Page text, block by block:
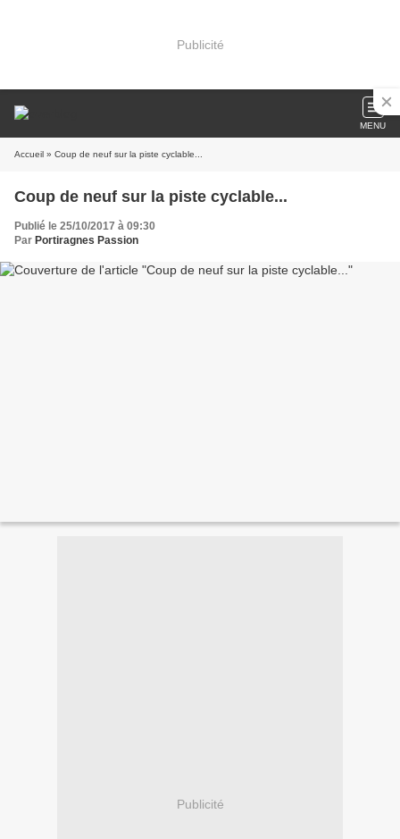
Publicité
MENU
Accueil » Coup de neuf sur la piste cyclable...
Coup de neuf sur la piste cyclable...
Publié le 25/10/2017 à 09:30
Par Portiragnes Passion
Publicité